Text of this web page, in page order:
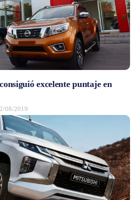
excelente puntaje en
08/2019